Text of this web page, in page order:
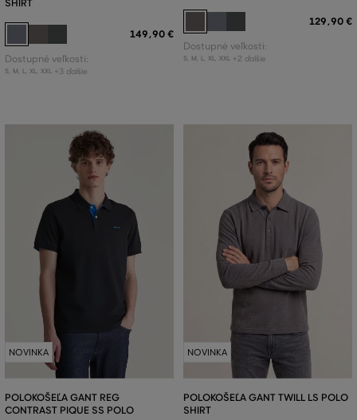
SHIRT
149,90 €
Dostupné veľkosti:
S, M L, XL, XXL +3 ďalšie
129,90 €
Dostupné veľkosti:
S, M L, XL, XXL +2 ďalšie
NOVINKA
POLOKOŠEĽA GANT REG
CONTRAST PIQUE SS POLO
NOVINKA
POLOKOŠEĽA GANT TWILL LS POLO
SHIRT